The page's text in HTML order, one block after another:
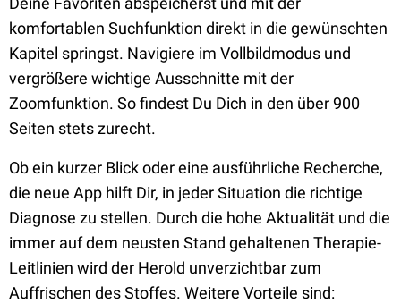
komfortablen Suchfunktion direkt in die gewünschten
Kapitel springst. Navigiere im Vollbildmodus und
vergrößere wichtige Ausschnitte mit der
Zoomfunktion. So findest Du Dich in den über 900
Seiten stets zurecht.
Ob ein kurzer Blick oder eine ausführliche Recherche,
die neue App hilft Dir, in jeder Situation die richtige
Diagnose zu stellen. Durch die hohe Aktualität und die
immer auf dem neusten Stand gehaltenen Therapie-
Leitlinien wird der Herold unverzichtbar zum
Auffrischen des Stoffes. Weitere Vorteile sind: